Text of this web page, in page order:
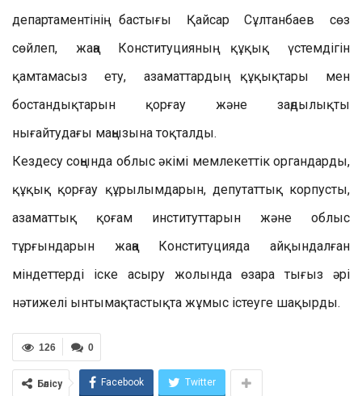
департаментінің бастығы Қайсар Сұлтанбаев сөз
сөйлеп, жаңа Конституцияның құқық үстемдігін
қамтамасыз ету, азаматтардың құқықтары мен
бостандықтарын қорғау және заңдылықты
нығайтудағы маңызына тоқталды.
Кездесу соңында облыс әкімі мемлекеттік органдарды,
құқық қорғау құрылымдарын, депутаттық корпусты,
азаматтық қоғам институттарын және облыс
тұрғындарын жаңа Конституцияда айқындалған
міндеттерді іске асыру жолында өзара тығыз әрі
нәтижелі ынтымақтастықта жұмыс істеуге шақырды.
0
126
Бөлісу Facebook Twitter